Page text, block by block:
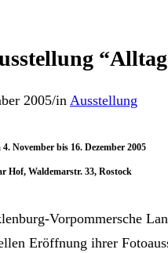
2005/in Ausstellung
November bis 16. Dezember 2005
Hof, Waldemarstr. 33, Rostock
Vorpommersche
Eröffnung ihrer